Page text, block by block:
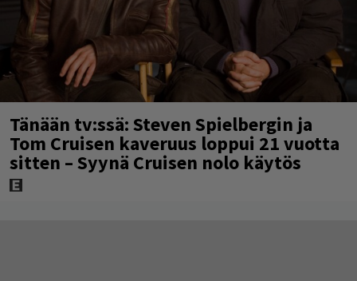
Tänään tv:ssä: Steven Spielbergin ja
Tom Cruisen kaveruus loppui 21 vuotta
sitten – Syynä Cruisen nolo käytös